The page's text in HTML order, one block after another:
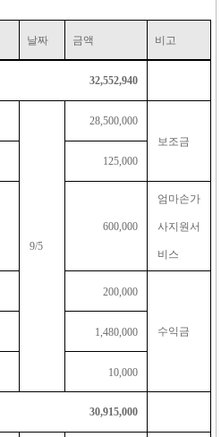
날짜 금액 비고
32,552,940
9/5
28,500,000
보조금
125,000
600,000
엄마손가
사지원서
비스
200,000
수익금
1,480,000
10,000
30,915,000